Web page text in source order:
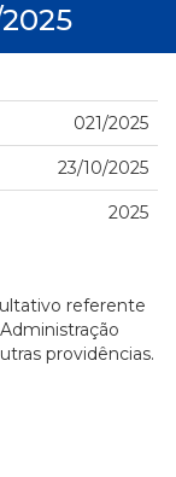
021/2025
23/10/2025
2025
referente
providências.